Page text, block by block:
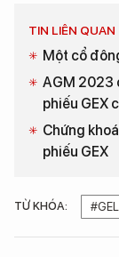
TIN LIÊN QUAN
Một cổ
AGM 2023
phiếu GEX
Chứng
phiếu GEX
TỪ KHÓA: